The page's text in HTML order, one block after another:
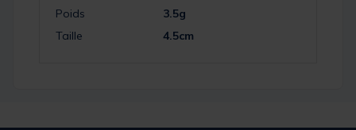
Poids
3.5g
Taille
4.5cm